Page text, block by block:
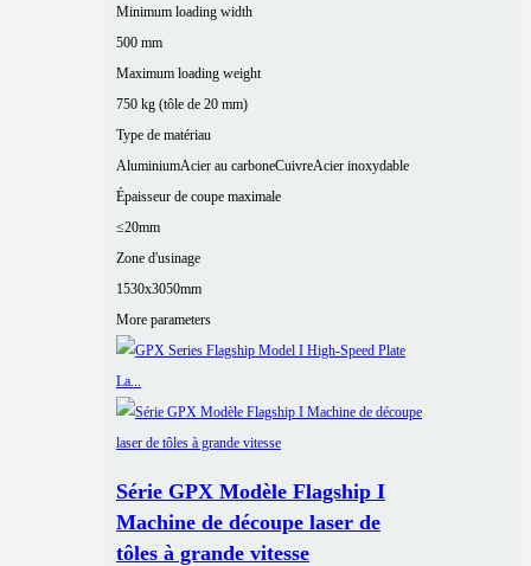
Minimum loading width
500 mm
Maximum loading weight
750 kg (tôle de 20 mm)
Type de matériau
AluminiumAcier au carboneCuivreAcier inoxydable
Épaisseur de coupe maximale
≤20mm
Zone d'usinage
1530x3050mm
More parameters
Série GPX Modèle Flagship I
Machine de découpe laser de
tôles à grande vitesse